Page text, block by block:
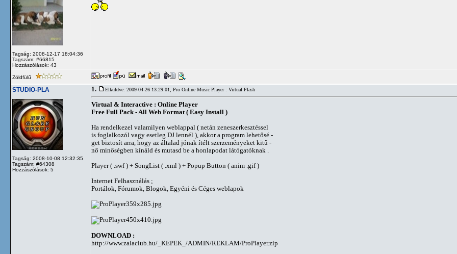
Tagság: 2008-12-17 18:04:36
Tagszám: #66815
Hozzászólások: 43
Zöldfülű
STUDIO-PLA
Tagság: 2008-10-08 12:32:35
Tagszám: #64308
Hozzászólások: 5
1. Elküldve: 2009-04-26 13:29:01, Pro Online Music Player : Virtual Flash
Virtual & Interactive : Online Player
Free Full Pack - All Web Format ( Easy Install )
Ha rendelkezel valamilyen weblappal ( netán zeneszerkesztéssel
is foglalkozól vagy esetleg DJ lennél ), akkor a program lehetősé -
get biztosít arra, hogy az általad jónak ítélt szerzeményeket kitű -
nő minőségben kínáld és mutasd be a honlapodat látógatóknak .
Player ( .swf ) + SongList ( .xml ) + Popup Button ( anim .gif )
Internet Felhasználás ;
Portálok, Fórumok, Blogok, Egyéni és Céges weblapok
DOWNLOAD :
http://www.zalaclub.hu/_KEPEK_/ADMIN/REKLAM/ProPlayer.zip